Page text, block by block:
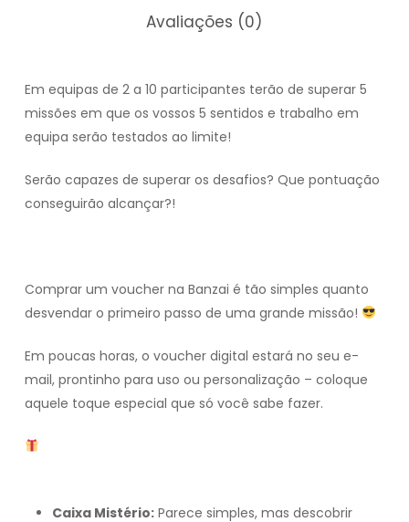
Avaliações (0)
Em equipas de 2 a 10 participantes terão de superar 5
missões em que os vossos 5 sentidos e trabalho em
equipa serão testados ao limite!
Serão capazes de superar os desafios? Que pontuação
conseguirão alcançar?!
Comprar um voucher na Banzai é tão simples quanto
desvendar o primeiro passo de uma grande missão!
Em poucas horas, o voucher digital estará no seu e-
mail, prontinho para uso ou personalização – coloque
aquele toque especial que só você sabe fazer.
Caixa Mistério:Parece simples, mas descobrir